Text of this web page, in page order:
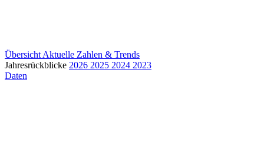
Übersicht Aktuelle Zahlen & Trends
Jahresrückblicke 2026 2025 2024 2023
Daten